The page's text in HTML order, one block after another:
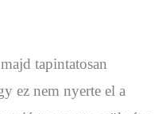
tapintatosan
ez nem nyerte el a